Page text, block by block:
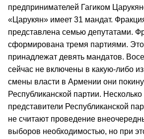
предпринимателей Гагиком
«Царукян» имеет 31 мандат.
представлена семью депутатами.
сформирована тремя партиями.
принадлежат девять мандатов.
сейчас не включены в какую-либо
смены власти в Армении они
Республиканской партии.
представители Республиканской
не считают проведение
выборов необходимостью, но при